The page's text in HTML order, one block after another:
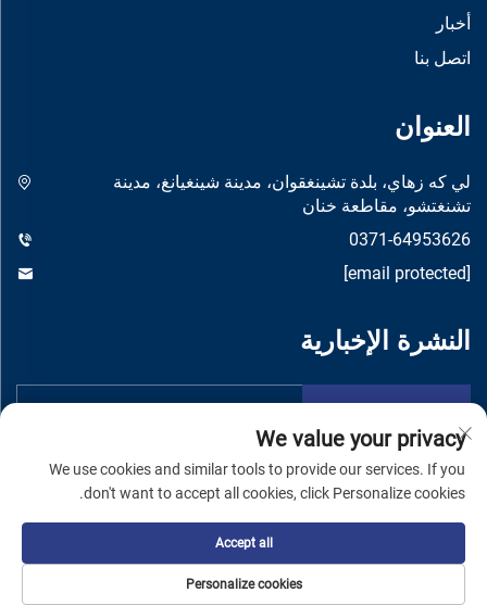
أخبار
اتصل بنا
العنوان
لي كه زهاي، بلدة تشينغقوان، مدينة شينغيانغ، مدينة
تشنغتشو، مقاطعة خنان
0371-64953626
[email protected]
النشرة الإخبارية
حقوق النشر © شركة تشنغتشو يواندونغ لتصنيع الماكينات المحدودة -
سياسة الخصوصية
We value your privacy
We use cookies and similar tools to provide our services. If you
don't want to accept all cookies, click Personalize cookies.
Personalize cookies
Accept all